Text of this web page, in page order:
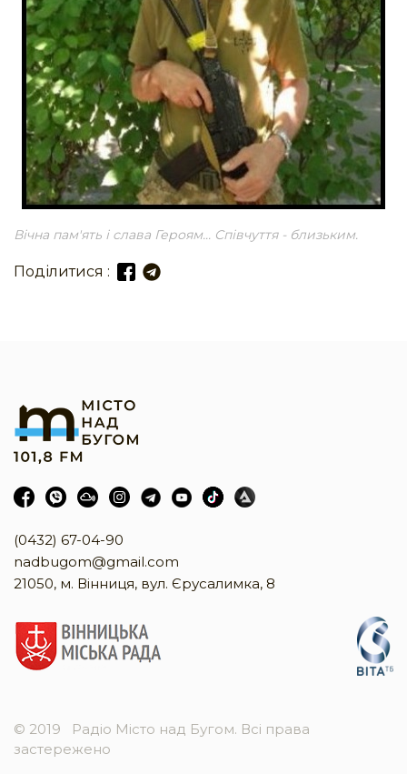
Вічна пам'ять і слава Героям... Співчуття - близьким.
Поділитися :
(0432) 67-04-90
nadbugom@gmail.com
21050, м. Вінниця, вул. Єрусалимка, 8
© 2019
Радіо Місто над Бугом. Всі права
застережено